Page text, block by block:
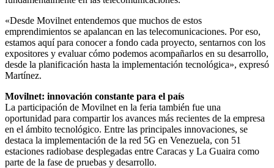
«Desde Movilnet entendemos que muchos de estos
emprendimientos se apalancan en las telecomunicaciones. Por eso,
estamos aquí para conocer a fondo cada proyecto, sentarnos con los
expositores y evaluar cómo podemos acompañarlos en su desarrollo,
desde la planificación hasta la implementación tecnológica», expresó
Martínez.
Movilnet: innovación constante para el país
La participación de Movilnet en la feria también fue una
oportunidad para compartir los avances más recientes de la empresa
en el ámbito tecnológico. Entre las principales innovaciones, se
destaca la implementación de la red 5G en Venezuela, con 51
estaciones radiobase desplegadas entre Caracas y La Guaira como
parte de la fase de pruebas y desarrollo.